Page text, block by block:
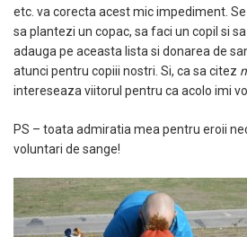
etc. va corecta acest mic impediment.
sa plantezi un copac, sa faci un copil si
adauga pe aceasta lista si donarea de
atunci pentru copiii nostri. Si, ca sa citez
intereseaza viitorul pentru ca acolo imi
PS – toata admiratia mea pentru eroii
voluntari de sange!